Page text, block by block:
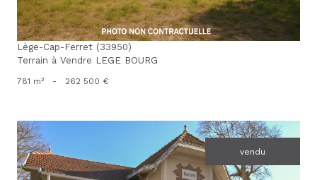
Les informations recueillies sur ce formulaire sont enregistrées dans un
fichier informatisé par La Boite Immo agissant comme Sous-traitant du
traitement pour la gestion de la clientèle/prospects de l'Agence / du
Réseau qui reste Responsable du Traitement de vos Données
personnelles. La base légale du traitement repose sur l'intérêt légitime
la loi « informatique et libertés », vous disposez des droits d’accès, de
rectification, d’effacement, d’opposition, de limitation et de portabilité
de vos données. Vous pouvez retirer votre consentement à tout moment
en contactant directement l’Agence / Le Réseau. Consultez le site
https://cnil.fr/frpour plus d’informations sur vos droits. Si vous estimez,
Lège-Cap-Ferret (33950)
Terrain à Vendre LEGE BOURG
781 m² - 262 500 €
vendu